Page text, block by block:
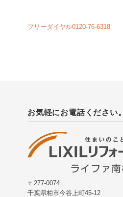
フリーダイヤル0120-76-6318
お気軽にお電話ください。
〒277-0074
千葉県柏市今谷上町45-12